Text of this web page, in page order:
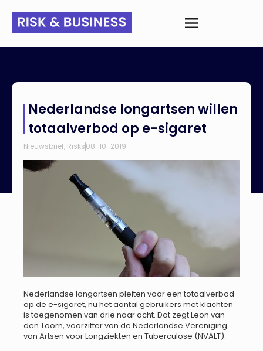
op e-sigaret
Nederlandse longartsen willen
totaalverbod op e-sigaret
Nieuwsbrief, Risks08-10-2019
Nederlandse longartsen pleiten voor een totaalverbod
op de e-sigaret, nu het aantal gebruikers met klachten
is toegenomen van drie naar acht. Dat zegt Leon van
den Toorn, voorzitter van de Nederlandse Vereniging
van Artsen voor Longziekten en Tuberculose (NVALT).